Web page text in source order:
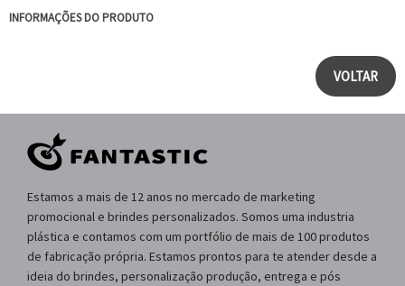
INFORMAÇÕES DO PRODUTO
VOLTAR
Estamos a mais de 12 anos no mercado de marketing
promocional e brindes personalizados. Somos uma industria
plástica e contamos com um portfólio de mais de 100 produtos
de fabricação própria. Estamos prontos para te atender desde a
ideia do brindes, personalização produção, entrega e pós